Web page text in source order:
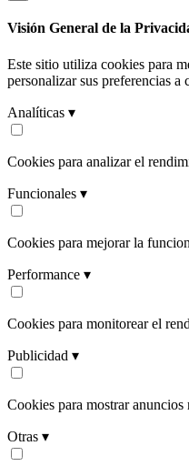
Visión General de la
Este sitio utiliza cookies para
personalizar sus preferencias a
Analíticas ▾
Cookies para analizar el
Funcionales ▾
Cookies para mejorar la
Performance ▾
Cookies para monitorear el
Publicidad ▾
Cookies para mostrar anuncios
Otras ▾